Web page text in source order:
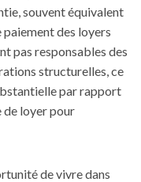
souvent équivalent
paiement des loyers
pas responsables des
structurelles, ce
par rapport
de loyerpour
de vivre dans